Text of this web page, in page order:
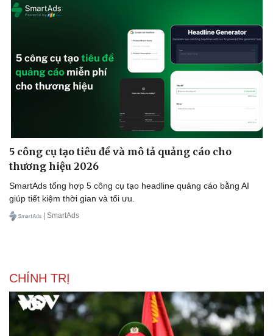
Sân khấu - Điện ảnh
Nghệ sĩ
Thời trang
Sao Việt
5 công cụ tạo tiêu đề và mô tả quảng cáo cho
thương hiệu 2026
SmartAds tổng hợp 5 công cụ tạo headline quảng cáo bằng AI
giúp tiết kiệm thời gian và tối ưu.
| SmartAds
CHÍNH TRỊ